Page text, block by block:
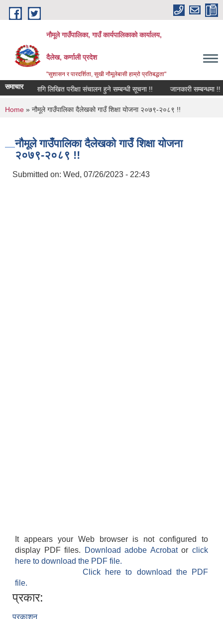
Skip to main content
नौमूले गाउँपालिका, गाउँ कार्यपालिकाको कार्यालय,
दैलेख, कर्णाली प्रदेश
"सुशासन र पारदर्शिता, सुखी नौमूलेबासी हाम्रो प्रतिबद्धता"
समाचारलागि लिखित परीक्षा संचालन हुने सम्बन्धी सूचना !! जानकारी सम्बन्धमा !!
You are here
Home » नौमूले गाउँपालिका दैलेखको गाउँ शिक्षा योजना २०७९-२०८९ !!
नौमूले गाउँपालिका दैलेखको गाउँ शिक्षा योजना
२०७९-२०८९ !!
Submitted on: Wed, 07/26/2023 - 22:43
It appears your Web browser is not configured to
display PDF files.
Download adobe Acrobatorclick
here to download the PDF file.
Click here to download the PDF
file.
प्रकार:
प्रकाशन